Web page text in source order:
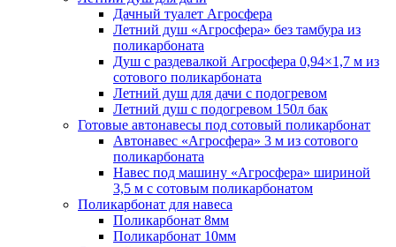
Дачный туалет Агросфера
Летний душ «Агросфера» без тамбура из
поликарбоната
Душ с раздевалкой Агросфера 0,94×1,7 м из
сотового поликарбоната
Летний душ для дачи с подогревом
Летний душ с подогревом 150л бак
Готовые автонавесы под сотовый поликарбонат
Автонавес «Агросфера» 3 м из сотового
поликарбоната
Навес под машину «Агросфера» шириной
3,5 м с сотовым поликарбонатом
Поликарбонат для навеса
Поликарбонат 8мм
Поликарбонат 10мм